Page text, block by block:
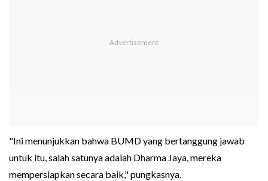
"Ini menunjukkan bahwa BUMD yang bertanggung jawab
untuk itu, salah satunya adalah Dharma Jaya, mereka
mempersiapkan secara baik," pungkasnya.